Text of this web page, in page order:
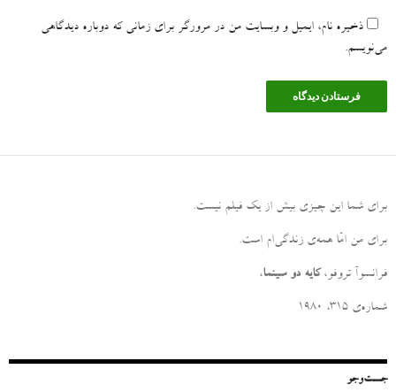
ذخیره نام، ایمیل و وبسایت من در مرورگر برای زمانی که دوباره دیدگاهی
می‌نویسم.
برای شما این چیزی بیش از یک فیلم نیست.
برای من امّا همه‌ی زندگی‌ام است.
فرانسوآ تروفو، کایه دو سینما،
شماره‌ی ۳۱۵، ۱۹۸۰
جست‌وجو